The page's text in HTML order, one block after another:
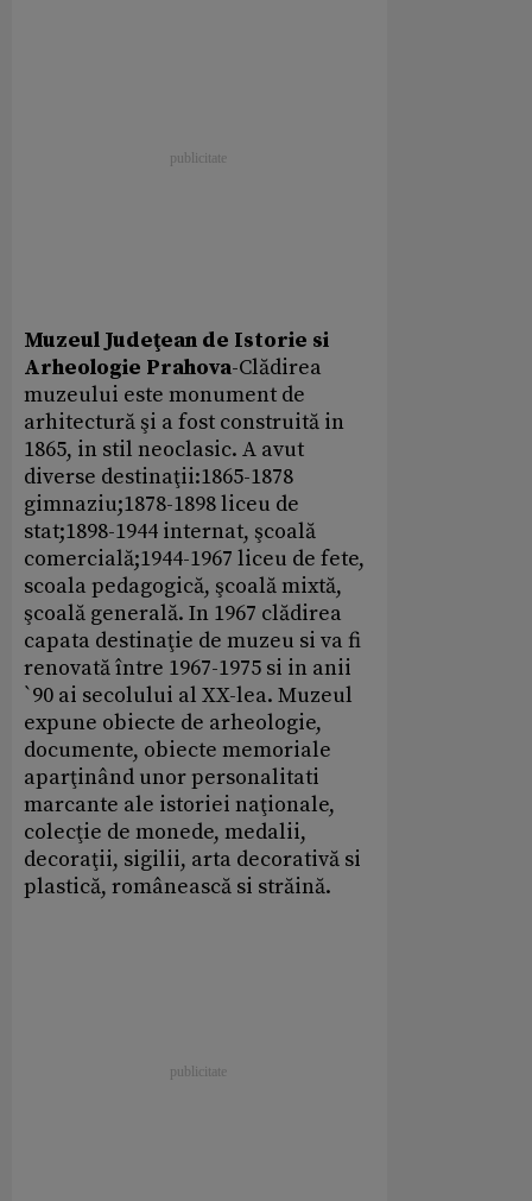
Muzeul Judeţean de Istorie si
Arheologie Prahova-Clădirea
muzeului este monument de
arhitectură şi a fost construită in
1865, in stil neoclasic. A avut
diverse destinaţii:1865-1878
gimnaziu;1878-1898 liceu de
stat;1898-1944 internat, şcoală
comercială;1944-1967 liceu de fete,
scoala pedagogică, şcoală mixtă,
şcoală generală. In 1967 clădirea
capata destinaţie de muzeu si va fi
renovată între 1967-1975 si in anii
`90 ai secolului al XX-lea. Muzeul
expune obiecte de arheologie,
documente, obiecte memoriale
aparţinând unor personalitati
marcante ale istoriei naţionale,
colecţie de monede, medalii,
decoraţii, sigilii, arta decorativă si
plastică, românească si străină.